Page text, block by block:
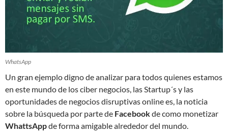
WhatsApp
Un gran ejemplo digno de analizar para todos quienes estamos
en este mundo de los ciber negocios, las Startup´s y las
oportunidades de negocios disruptivas online es, la noticia
sobre la búsqueda por parte de Facebookde como monetizar
WhattsAppde forma amigable alrededor del mundo.